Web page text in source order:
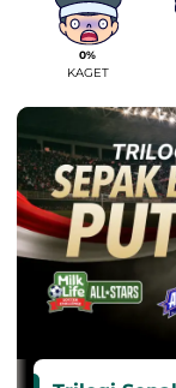
0%
KAGET